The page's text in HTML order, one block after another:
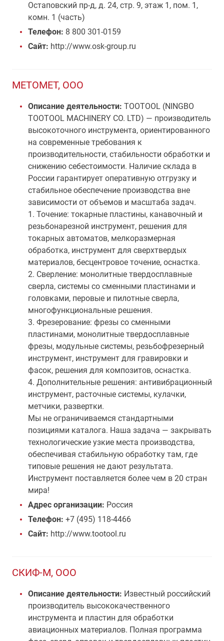
Остаповский пр-д, д. 24, стр. 9, этаж 1, пом. 1,
комн. 1 (часть)
Телефон: 8 800 301-0159
Сайт: http://www.osk-group.ru
МЕТОМЕТ, ООО
Описание деятельности: TOOTOOL (NINGBO
TOOTOOL MACHINERY CO. LTD) — производитель
высокоточного инструмента, ориентированного
на современные требования к
производительности, стабильности обработки и
снижению себестоимости. Наличие склада в
России гарантирует оперативную отгрузку и
стабильное обеспечение производства вне
зависимости от объемов и масштаба задач.
1. Точение: токарные пластины, канавочный и
резьбонарезной инструмент, решения для
токарных автоматов, мелкоразмерная
обработка, инструмент для сверхтвердых
материалов, бесцентровое точение, оснастка.
2. Сверление: монолитные твердосплавные
сверла, системы со сменными пластинами и
головками, перовые и пилотные сверла,
многофункциональные решения.
3. Фрезерование: фрезы со сменными
пластинами, монолитные твердосплавные
фрезы, модульные системы, резьбофрезерный
инструмент, инструмент для гравировки и
фасок, решения для композитов, оснастка.
4. Дополнительные решения: антивибрационный
инструмент, расточные системы, кулачки,
метчики, развертки.
Мы не ограничиваемся стандартными
позициями каталога. Наша задача — закрывать
технологические узкие места производства,
обеспечивая стабильную обработку там, где
типовые решения не дают результата.
Инструмент поставляется более чем в 20 стран
мира!
Адрес организации: Россия
Телефон: +7 (495) 118-4466
Сайт: http://www.tootool.ru
СКИФ-М, ООО
Описание деятельности: Известный российский
производитель высококачественного
инструмента и пластин для обработки
авиационных материалов. Полная программа